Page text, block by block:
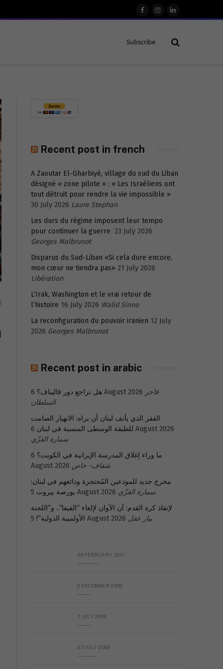
FacebookInstagram
LinkedIn
Subscribe
Recent post in french
A Zaoutar El-Gharbiyé, village du sud du Liban
désigné « zone pilote » : « Les Israéliens ont
tout détruit pour rendre la vie impossible »
30 July 2026 Laure Stephan
Les durs du régime imposent leur tempo
pour continuer la guerre 23 July 2026
Georges Malbrunot
Disparus du Sud-Liban «Si cela dure encore,
mon cœur ne tiendra pas» 21 July 2026
Libération
L’Irak, Washington et le vrai retour de
l’histoire 16 July 2026 Walid Sinno
La reconfiguration du pouvoir iranien 12 July
2026 Georges Malbrunot
Recent post in arabic
هل تراجع دور قاليباف؟ 6 August 2026 فاخر
السلطان
الفقر الذي يأنف لبنان أن يراه: الانهيار الصامت
للطبقة الوسطى المنسية في لبنان 6 August 2026
سمارة القزّي
ما وراء إغلاق المدرسة الإيرانية في الكويت؟ 6
August 2026 شفاف- خاص
مخرج جديد للمودعين المُحتجزة ودائعهم في لبنان:
بورصة بيروت 5 August 2026 سمارة القزّي
لإنقاذ كرة القدم: آن الآوان لإلغاء “الفيفا”.. و”اللجنة
الأولمبية الدولية”! 5 August 2026 بيار عقل
26 FEBRUARY 2011
6 DECEMBER 2008
7 JULY 2009
27 JULY 2009